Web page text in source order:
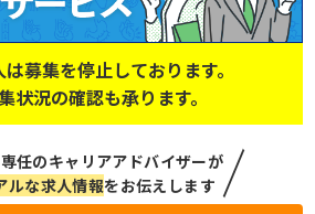
募集を停止しております。
状況の確認も承ります。
任のキャリアアドバイザーが
ルな求人情報をお伝えします